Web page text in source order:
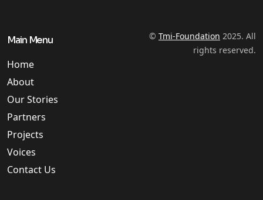
Main Menu
Home
About
Our Stories
Partners
Projects
Voices
Contact Us
© Tmi-Foundation 2025. All
rights reserved.